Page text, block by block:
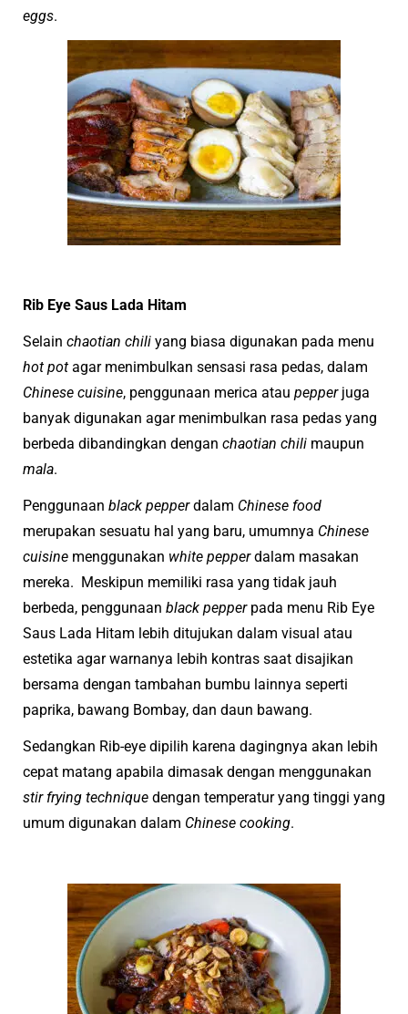
eggs.
Rib Eye Saus Lada Hitam
Selain chaotian chili yang biasa digunakan pada menu
hot pot agar menimbulkan sensasi rasa pedas, dalam
Chinese cuisine, penggunaan merica atau pepper juga
banyak digunakan agar menimbulkan rasa pedas yang
berbeda dibandingkan dengan chaotian chili maupun
mala.
Penggunaan black pepperdalam Chinese food
merupakan sesuatu hal yang baru, umumnya Chinese
cuisine menggunakan white pepperdalam masakan
mereka. Meskipun memiliki rasa yang tidak jauh
berbeda, penggunaan black pepperpada menu Rib Eye
Saus Lada Hitam lebih ditujukan dalam visual atau
estetika agar warnanya lebih kontras saat disajikan
bersama dengan tambahan bumbu lainnya seperti
paprika, bawang Bombay, dan daun bawang.
Sedangkan Rib-eye dipilih karena dagingnya akan lebih
cepat matang apabila dimasak dengan menggunakan
stir frying technique dengan temperatur yang tinggi yang
umum digunakan dalam Chinese cooking.